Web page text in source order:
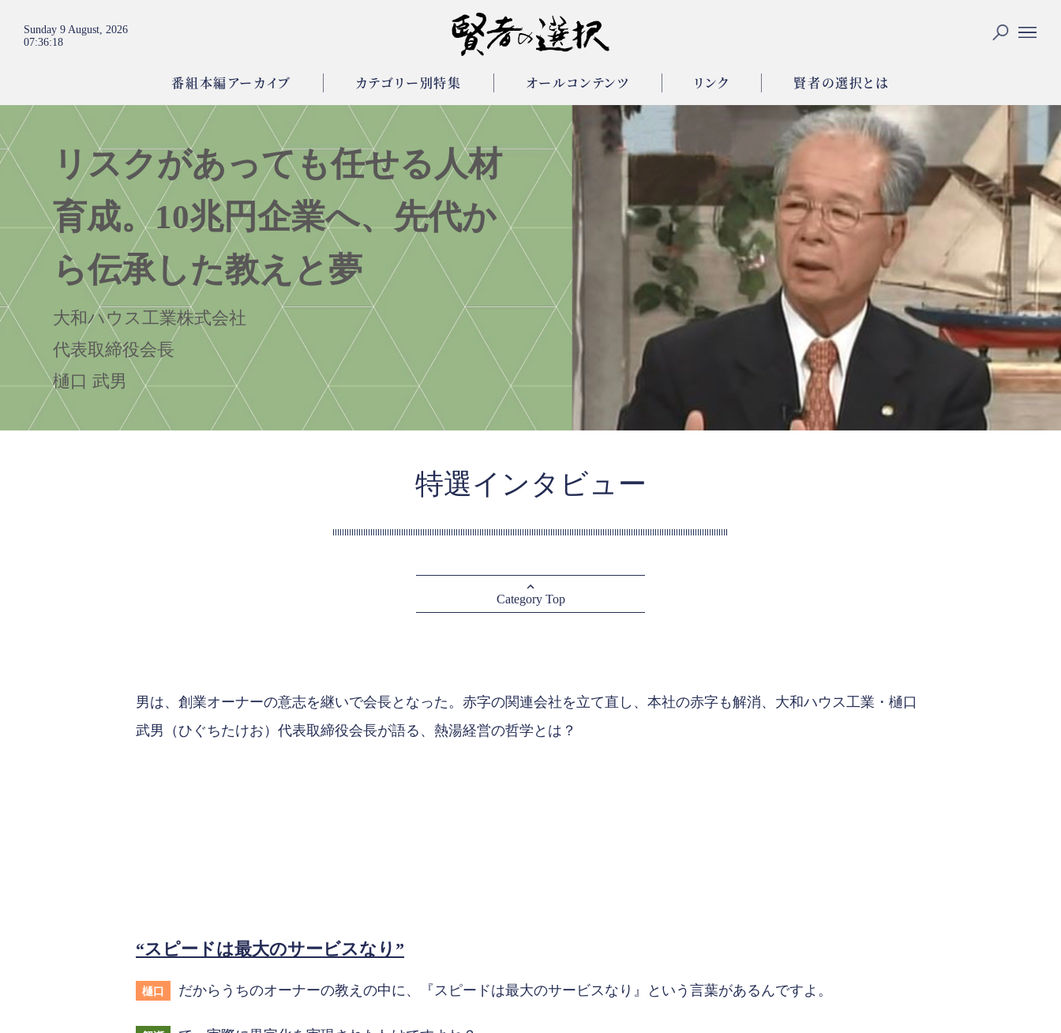
番組本編アーカイブ カテゴリー別特集 オールコンテンツ リンク 賢者の選択とは
Sunday 9 August, 2026
07:36:19
リスクがあっても任せる人材
育成。10兆円企業へ、先代か
ら伝承した教えと夢
大和ハウス工業株式会社
代表取締役会長
樋口 武男
特選インタビュー
Category Top
男は、創業オーナーの意志を継いで会長となった。赤字の関連会社を立て直し、本社の赤字も解消、大和ハウス工業・樋口
武男（ひぐちたけお）代表取締役会長が語る、熱湯経営の哲学とは？
“スピードは最大のサービスなり”
樋口 だからうちのオーナーの教えの中に、『スピードは最大のサービスなり』という言葉があるんですよ。